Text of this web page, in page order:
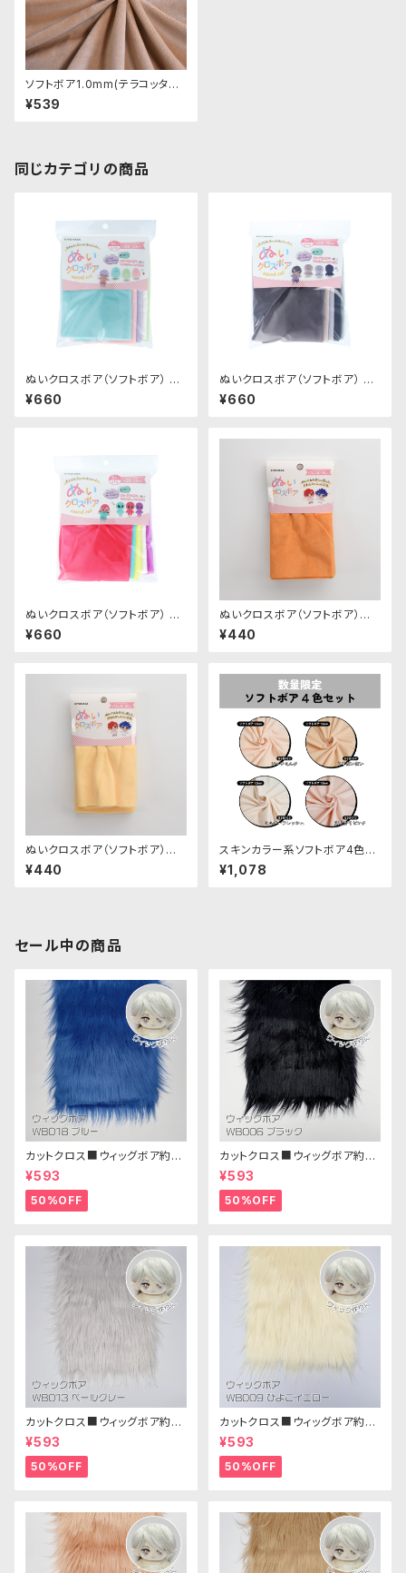
ソフトボア1.0mm(テラコッタベ
ージュ)SSB102 ぬいぐるみ用
短毛ボア生地 20cm
¥539
同じカテゴリの商品
ぬいクロスボア（ソフトボア） ア
ソートセット（パステルカラー）｜
清原株式会社
¥660
ぬいクロスボア（ソフトボア） ア
ソートセット（ニュアンスカラー）
｜清原株式会社
¥660
ぬいクロスボア（ソフトボア） ア
ソートセット（ビビッドカラー）｜
清原株式会社
¥660
ぬいクロスボア（ソフトボア）カッ
トクロス（アプリコット）｜清原株
式会社
¥440
ぬいクロスボア（ソフトボア）カッ
トクロス（カスタード）｜清原株
式会社
¥440
スキンカラー系ソフトボア4色セ
ット（20cm×75cm 4枚入り）
¥1,078
セール中の商品
カットクロス■ウィッグボア約8c
m(ブルー)WB018 ボア生地 25
cm × 45cm
¥593
50%OFF
カットクロス■ウィッグボア約8c
m(ブラック)WB006ボア生地 2
5cm × 45cm
¥593
50%OFF
カットクロス■ウィッグボア約8c
m(ペールグレー)WB013 ボア
生地 25cm × 45cm
¥593
50%OFF
カットクロス■ウィッグボア約8c
m(ひよこイエロー)WB009ボア
生地 25cm × 45cm
¥593
50%OFF